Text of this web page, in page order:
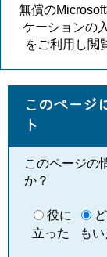
無償の
ケーションの
をご利用し閲
このページ
ト
このページの
か？
役に
立った
も